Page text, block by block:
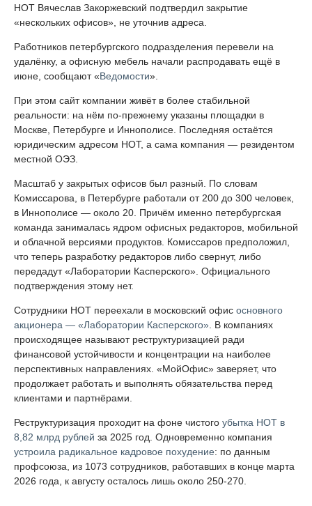
НОТ Вячеслав Закоржевский подтвердил закрытие
«нескольких офисов», не уточнив адреса.
Работников петербургского подразделения перевели на
удалёнку, а офисную мебель начали распродавать ещё в
июне, сообщают «Ведомости».
При этом сайт компании живёт в более стабильной
реальности: на нём по-прежнему указаны площадки в
Москве, Петербурге и Иннополисе. Последняя остаётся
юридическим адресом НОТ, а сама компания — резидентом
местной ОЭЗ.
Масштаб у закрытых офисов был разный. По словам
Комиссарова, в Петербурге работали от 200 до 300 человек,
в Иннополисе — около 20. Причём именно петербургская
команда занималась ядром офисных редакторов, мобильной
и облачной версиями продуктов. Комиссаров предположил,
что теперь разработку редакторов либо свернут, либо
передадут «Лаборатории Касперского». Официального
подтверждения этому нет.
Сотрудники НОТ переехали в московский офис основного
акционера — «Лаборатории Касперского» . В компаниях
происходящее называют реструктуризацией ради
финансовой устойчивости и концентрации на наиболее
перспективных направлениях. «МойОфис» заверяет, что
продолжает работать и выполнять обязательства перед
клиентами и партнёрами.
Реструктуризация проходит на фоне чистого убытка НОТ в
8,82 млрд рублей за 2025 год. Одновременно компания
устроила радикальное кадровое похудение: по данным
профсоюза, из 1073 сотрудников, работавших в конце марта
2026 года, к августу осталось лишь около 250-270.